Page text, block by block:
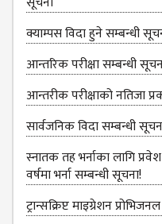
TEACHING
STAFFS
NON
TEACHING
STAFFS
BACHELOR
MANAGEMENT(BBS)
क्याम्पस विदा हुने सम्बन्धी
आन्‍तरिक परीक्षा सम्बन्धी
आन्तरीक परीक्षाको नतिजा
सार्वजनिक विदा सम्बन्धी
स्नातक तह भर्नाका लागि
वर्षमा भर्ना सम्बन्धी सूचना!
ट्रान्सक्रिप्ट माइग्रेशन